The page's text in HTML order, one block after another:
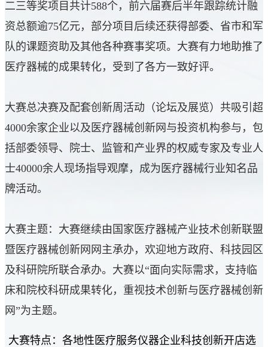
二三等奖项目共计588个，前六届赛后半年跟踪统计融
资总额逾75亿元，部分项目后续还获得部委、省市和军
队的课题资助及其他各种赛事奖项。大赛有力地助推了
医疗器械的成果转化，受到了各方一致好评。
大赛总决赛及配套创新周活动（论坛及展览）共吸引超
4000余家企业以及医疗器械创新网与投资机构参与，包
括部委领导、院士、监管和产业界的权威专家及专业人
士40000余人现场指导观摩，成为医疗器械行业知名品
牌活动。
大赛主题：大赛继续由国家医疗器械产业技术创新联盟
暨医疗器械创新网网主承办，欢迎地方政府、科技园区
及科研院所联合承办。大赛以“面向实际需求，支持临
床和院校科研成果转化，重视技术创新与医疗器械创新
网”为主题。
大赛特点：各地性医疗服务仪器企业科技创新开店选